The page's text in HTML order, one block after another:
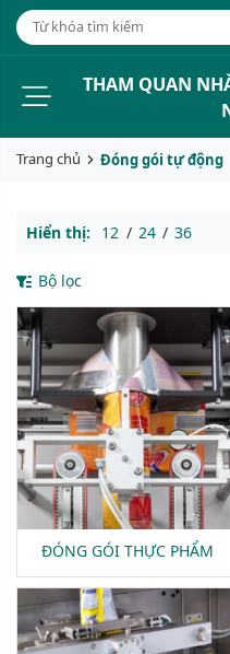
THAM QUAN
Trang chủ Đóng gói tự động
Hiển thị: 12 / 24 / 36
Bộ lọc
ĐÓNG GÓI THỰC PHẨM